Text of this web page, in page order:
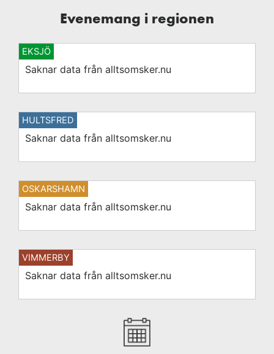
Evenemang i regionen
EKSJÖ
Saknar data från alltsomsker.nu
HULTSFRED
Saknar data från alltsomsker.nu
OSKARSHAMN
Saknar data från alltsomsker.nu
VIMMERBY
Saknar data från alltsomsker.nu